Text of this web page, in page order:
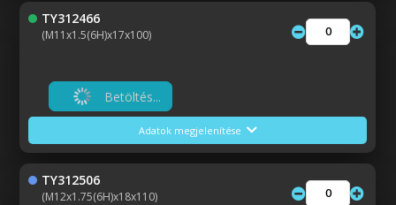
TY312466
(M11x1.5(6H)x17x100)
Betöltés...
Adatok megjelenítése
TY312506
(M12x1.75(6H)x18x110)